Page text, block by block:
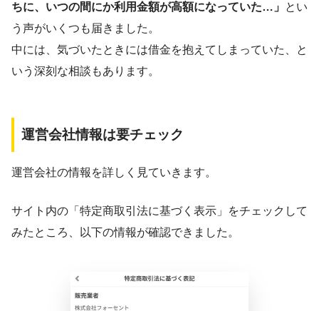
ちに、いつの間にか利用金額が高額になっていた…」 とい
う声がいくつも届きました。
中には、気づいたときには借金を抱えてしまっていた、と
いう深刻な相談もあります。
運営会社情報は要チェック
運営会社の情報を詳しく見ていきます。
サイト内の「特定商取引法に基づく表示」をチェックして
みたところ、以下の情報が確認できました。